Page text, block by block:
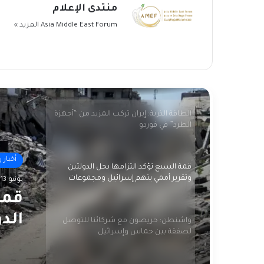
منتدى الإعلام
Asia Middle East Forum المزيد »
يونيو 13, 2024
بعيدا عن إسرائيل.. أميركا تناقش صفقة
“أحادية الجانب” مع حماس
نازحين في مواصي رفح
الطاقة الذرية: إيران تركب المزيد من “أجهزة
الطرد” في فوردو
قمة السبع تؤكد التزامها بحل الدولتين
وتقرير أممي يتهم إسرائيل ومجموعات
واشنطن: حريصون مع شركائنا للتوصل
لصفقة بين حماس وإسرائيل